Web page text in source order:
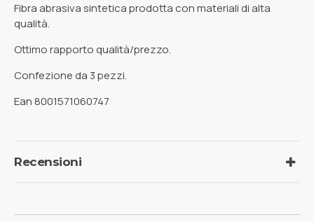
Fibra abrasiva sintetica prodotta con materiali di alta
qualità.
Ottimo rapporto qualità/prezzo.
Confezione da 3 pezzi.
Ean 8001571060747
Recensioni